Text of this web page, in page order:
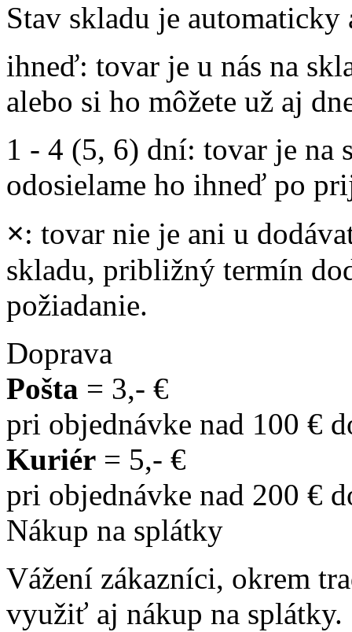
Stav skladu je
ihneď: tovar je u nás na
alebo si ho môžete už aj
1 - 4 (5, 6) dní: tovar je na
odosielame ho ihneď po
×: tovar nie je ani u
skladu, približný termín
požiadanie.
Doprava
Pošta = 3,- €
pri objednávke nad 100 €
Kuriér = 5,- €
pri objednávke nad 200 €
Nákup na splátky
Vážení zákazníci, okrem
využiť aj nákup na splátky.